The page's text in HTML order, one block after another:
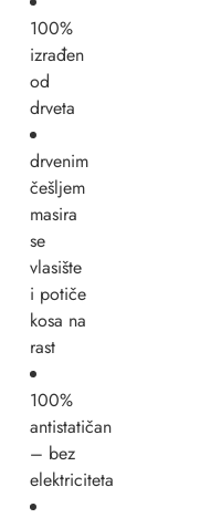
100%
izrađen
od
drveta
drvenim
češljem
masira
se
vlasište
i potiče
kosa na
rast
100%
antistatičan
– bez
elektriciteta